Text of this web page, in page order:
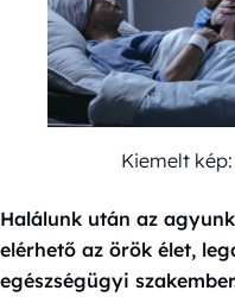
Kiemelt
Halálunk után az
elérhető az örök élet,
egészségügyi